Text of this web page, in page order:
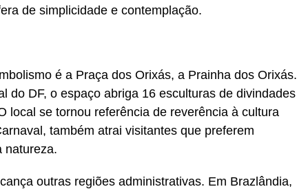
de simplicidade e contemplação.
é a Praça dos Orixás, a Prainha dos Orixás.
do DF, o espaço abriga 16 esculturas de divindades
local se tornou referência de reverência à cultura
também atrai visitantes que preferem
natureza.
outras regiões administrativas. Em Brazlândia,